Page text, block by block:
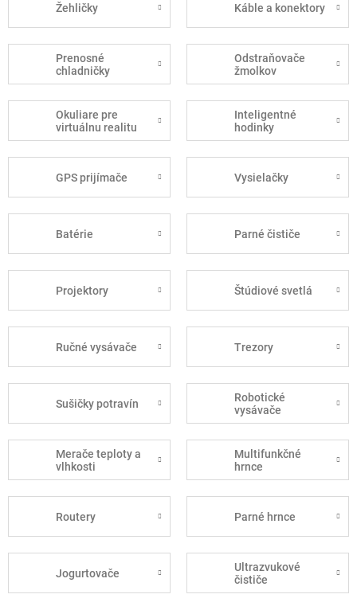
Žehličky Káble a konektory
Prenosné
chladničky
Odstraňovače
žmolkov
Okuliare pre
virtuálnu realitu
Inteligentné
hodinky
GPS prijímače Vysielačky
Batérie Parné čističe
Projektory Štúdiové svetlá
Ručné vysávače Trezory
Sušičky potravín
Robotické
vysávače
Merače teploty a
vlhkosti
Multifunkčné
hrnce
Routery Parné hrnce
Jogurtovače
Ultrazvukové
čističe